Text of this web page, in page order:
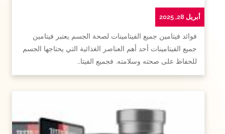
أبريل 28, 2025
فوائد فيتامين جميع الفيتامينات لصحة الجسم يعتبر فيتامين
جميع الفيتامينات أحد أهم العناصر الغذائية التي يحتاجها الجسم
للحفاظ على صحته وسلامته. فجميع الفيتا…